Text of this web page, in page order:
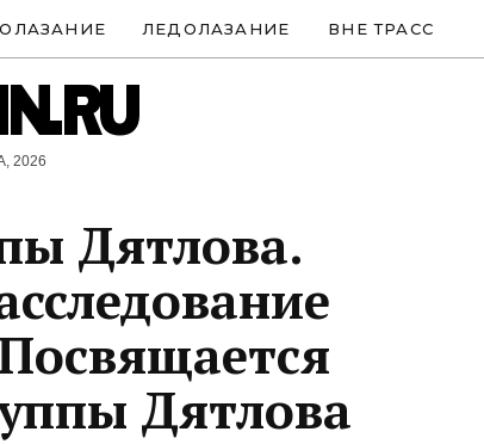
ЛЕДОЛАЗАНИЕ ВНЕ ТРАСС
2026
Дятлова.
Дятлова